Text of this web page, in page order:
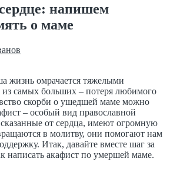
напишем
о маме
жизнь омрачается тяжелыми
самых больших – потеря любимого
скорби о ушедшей маме можно
– особый вид православной
от сердца, имеют огромную
в молитву, они помогают нам
Итак, давайте вместе шаг за
написать акафист по умершей маме.